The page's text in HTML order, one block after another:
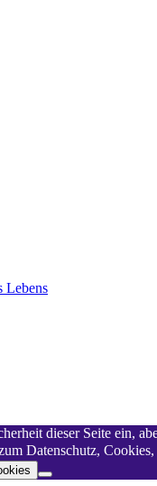
Lebens
dieser Seite ein,
Datenschutz,